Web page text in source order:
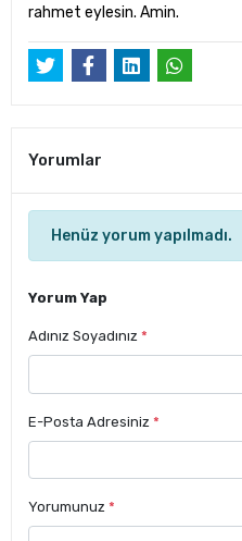
rahmet eylesin. Amin.
Yorumlar
Henüz yorum yapılmadı.
Yorum Yap
Adınız Soyadınız *
E-Posta Adresiniz *
Yorumunuz *